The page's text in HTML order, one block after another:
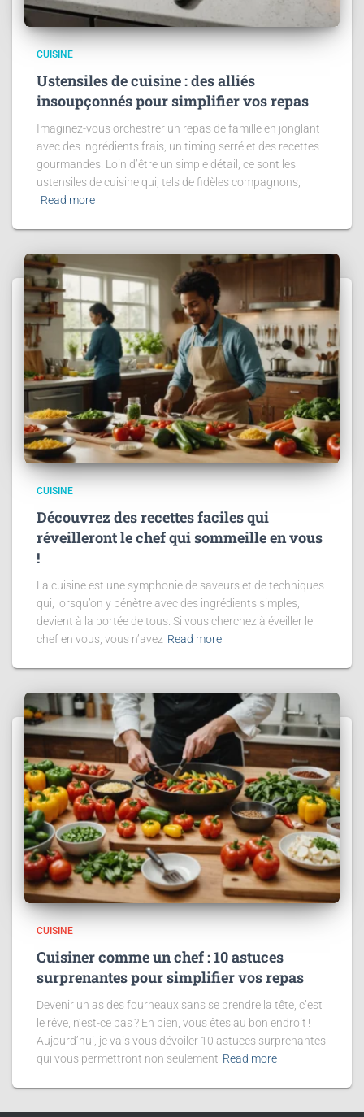
CUISINE
Ustensiles de cuisine : des alliés
insoupçonnés pour simplifier vos repas
Imaginez-vous orchestrer un repas de famille en jonglant
avec des ingrédients frais, un timing serré et des recettes
gourmandes. Loin d’être un simple détail, ce sont les
ustensiles de cuisine qui, tels de fidèles compagnons,
Read more
CUISINE
Découvrez des recettes faciles qui
réveilleront le chef qui sommeille en vous
!
La cuisine est une symphonie de saveurs et de techniques
qui, lorsqu’on y pénètre avec des ingrédients simples,
devient à la portée de tous. Si vous cherchez à éveiller le
chef en vous, vous n’avez Read more
CUISINE
Cuisiner comme un chef : 10 astuces
surprenantes pour simplifier vos repas
Devenir un as des fourneaux sans se prendre la tête, c’est
le rêve, n’est-ce pas ? Eh bien, vous êtes au bon endroit !
Aujourd’hui, je vais vous dévoiler 10 astuces surprenantes
qui vous permettront non seulement Read more